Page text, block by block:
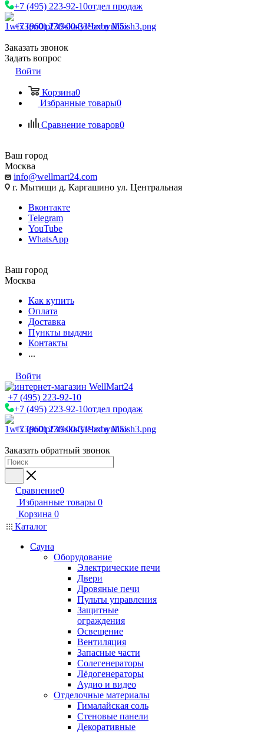
+7 (495) 223-92-10отдел продаж
+7 (960) 230-00-33Чат в Max
Заказать звонок
Задать вопрос
Войти
Корзина0
Избранные товары0
Сравнение товаров0
Ваш город
Москва
info@wellmart24.com
г. Мытищи д. Каргашино ул. Центральная
Вконтакте
Telegram
YouTube
WhatsApp
Ваш город
Москва
Как купить
Оплата
Доставка
Пункты выдачи
Контакты
...
Войти
+7 (495) 223-92-10
+7 (495) 223-92-10отдел продаж
+7 (960) 230-00-33Чат в Max
Заказать обратный звонок
Сравнение0
Избранные товары 0
Корзина 0
Каталог
Сауна
Оборудование
Электрические печи
Двери
Дровяные печи
Пульты управления
Защитные
ограждения
Освещение
Вентиляция
Запасные части
Солегенераторы
Лёдогенераторы
Аудио и видео
Отделочные материалы
Гималайская соль
Стеновые панели
Декоративные